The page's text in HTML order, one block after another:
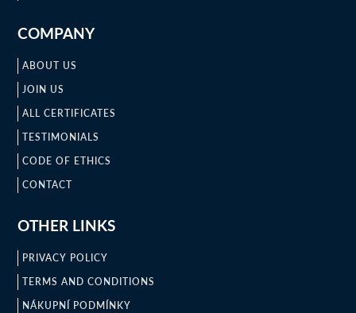
COMPANY
ABOUT US
JOIN US
ALL CERTIFICATES
TESTIMONIALS
CODE OF ETHICS
CONTACT
OTHER LINKS
PRIVACY POLICY
TERMS AND CONDITIONS
NÁKUPNÍ PODMÍNKY